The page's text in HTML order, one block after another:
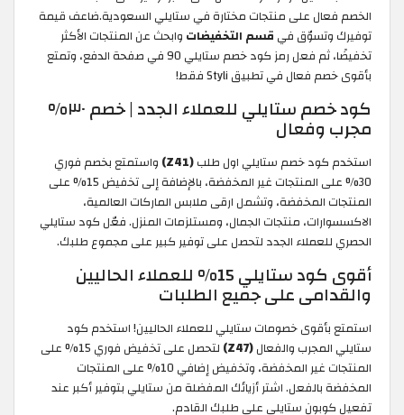
الخصم فعال على منتجات مختارة في ستايلي السعودية.ضاعف قيمة
توفيرك وتسوّق في قسم التخفيضات وابحث عن المنتجات الأكثر
تخفيضًا، ثم فعل رمز كود خصم ستايلي 90 في صفحة الدفع، وتمتع
بأقوى خصم فعال في تطبيق Styli فقط!
كود خصم ستايلي للعملاء الجدد | خصم ٣٠%
مجرب وفعال
استخدم كود خصم ستايلي اول طلب(Z41)
واستمتع بخصم فوري
30% على المنتجات غير المخفضة، بالإضافة إلى تخفيض 15% على
المنتجات المخفضة، وتشمل ارقى ملابس الماركات العالمية،
الاكسسوارات، منتجات الجمال، ومستلزمات المنزل. فعّل كود ستايلي
الحصري للعملاء الجدد لتحصل على توفير كبير على مجموع طلبك.
أقوى كود ستايلي 15% للعملاء الحاليين
والقدامى على جميع الطلبات
استمتع بأقوى خصومات ستايلي للعملاء الحاليين! استخدم كود
ستايلي المجرب والفعال(Z47)
لتحصل على تخفيض فوري 15% على
المنتجات غير المخفضة، وتخفيض إضافي 10% على المنتجات
المخفضة بالفعل. اشتر أزيائك المفضلة من ستايلي بتوفير أكبر عند
تفعيل كوبون ستايلي على طلبك القادم.